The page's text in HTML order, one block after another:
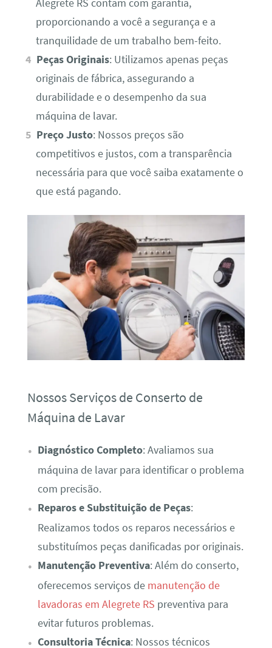
Alegrete RS contam com garantia,
proporcionando a você a segurança e a
tranquilidade de um trabalho bem-feito.
Peças Originais: Utilizamos apenas peças
originais de fábrica, assegurando a
durabilidade e o desempenho da sua
máquina de lavar.
Preço Justo: Nossos preços são
competitivos e justos, com a transparência
necessária para que você saiba exatamente o
que está pagando.
Nossos Serviços de Conserto de
Máquina de Lavar
Diagnóstico Completo: Avaliamos sua
máquina de lavar para identificar o problema
com precisão.
Reparos e Substituição de Peças:
Realizamos todos os reparos necessários e
substituímos peças danificadas por originais.
Manutenção Preventiva: Além do conserto,
oferecemos serviços de manutenção de
lavadoras em Alegrete RS preventiva para
evitar futuros problemas.
Consultoria Técnica: Nossos técnicos